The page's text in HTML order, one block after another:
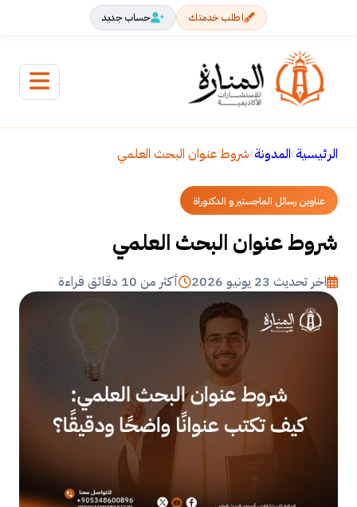
اطلب خدمتك حساب جديد
الرئيسية المدونة شروط عنوان البحث العلمي
عناوين رسائل الماجستير و الدكتوراة
شروط عنوان البحث العلمي
اخر تحديث 23 يونيو 2026 أكثر من 10 دقائق قراءة